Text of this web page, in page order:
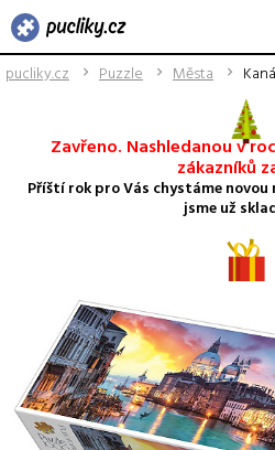
pucliky.cz Puzzle Města
Zavřeno. Nashledanou v
zákazníků
Příští rok pro Vás chystáme
jsme už